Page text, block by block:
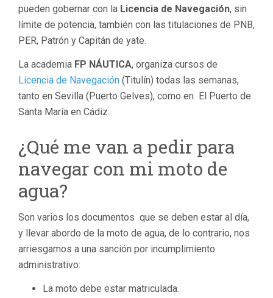
pueden gobernar con la Licencia de Navegación, sin
límite de potencia, también con las titulaciones de PNB,
PER, Patrón y Capitán de yate.
La academia FP NÁUTICA, organiza cursos de
Licencia de Navegación (Titulín) todas las semanas,
tanto en Sevilla (Puerto Gelves), como en El Puerto de
Santa María en Cádiz.
¿Qué me van a pedir para
navegar con mi moto de
agua?
Son varios los documentos que se deben estar al día,
y llevar abordo de la moto de agua, de lo contrario, nos
arriesgamos a una sanción por incumplimiento
administrativo:
La moto debe estar matriculada.